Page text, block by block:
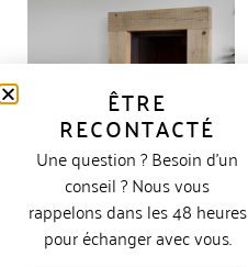
GP60/79F- KAL
FIRE
ÊTRE
RECONTACTÉ
Une question ? Besoin d’un
conseil ? Nous vous
rappelons dans les 48 heures
pour échanger avec vous.